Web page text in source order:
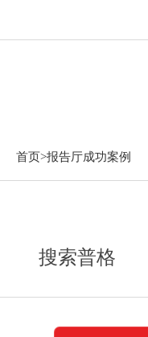
首页>报告厅成功案例
搜索普格